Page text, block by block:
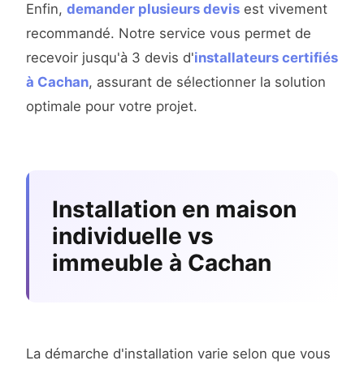
Enfin, demander plusieurs devis est vivement
recommandé. Notre service vous permet de
recevoir jusqu'à 3 devis d'installateurs certifiés
à Cachan, assurant de sélectionner la solution
optimale pour votre projet.
Installation en maison
individuelle vs
immeuble à Cachan
La démarche d'installation varie selon que vous